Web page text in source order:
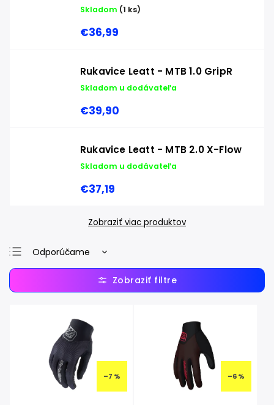
Skladom (1 ks)
€36,99
Rukavice Leatt - MTB 1.0 GripR
Skladom u dodávateľa
€39,90
Rukavice Leatt - MTB 2.0 X-Flow
Skladom u dodávateľa
€37,19
Zobraziť viac produktov
Odporúčame
Najlacnejšie
Najdrahšie
Abecedne
–7 % –6 %